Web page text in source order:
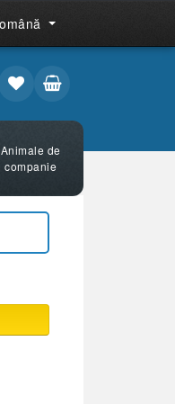
Animale de
companie